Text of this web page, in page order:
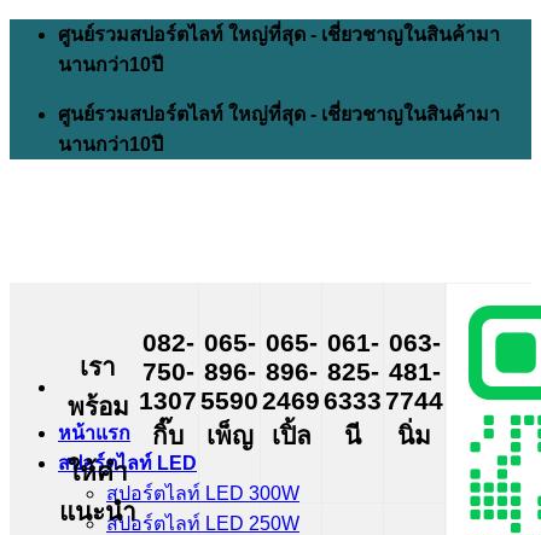
Skip
content
ศูนย์รวมสปอร์ตไลท์ ใหญ่ที่สุด - เชี่ยวชาญในสินค้ามา
นานกว่า10ปี
ศูนย์รวมสปอร์ตไลท์ ใหญ่ที่สุด - เชี่ยวชาญในสินค้ามา
นานกว่า10ปี
หน้าแรก
สปอร์ตไลท์ LED
สปอร์ตไลท์ LED 300W
สปอร์ตไลท์ LED 250W
เรา
พร้อม
ให้คำ
แนะนำ
082-
750-
1307
กิ๊บ
065-
896-
5590
เพ็ญ
065-
896-
2469
เปิ้ล
061-
825-
6333
นี
063-
481-
7744
นิ่ม